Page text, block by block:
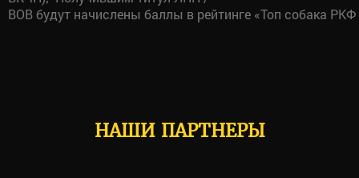
BOB будут начислены баллы в рейтинге «Топ собака
НАШИ ПАРТНЕРЫ